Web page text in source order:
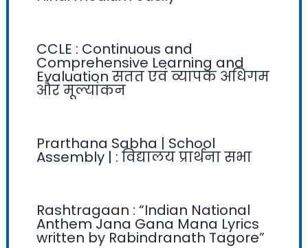
CCLE : Continuous and
Comprehensive Learning and
Evaluation सतत एवं व्यापक अधिगम
और मूल्यांकन
Prarthana Sabha | School
Assembly | : विद्यालय प्रार्थना सभा
Rashtragaan : “Indian National
Anthem Jana Gana Mana Lyrics
written by Rabindranath Tagore”